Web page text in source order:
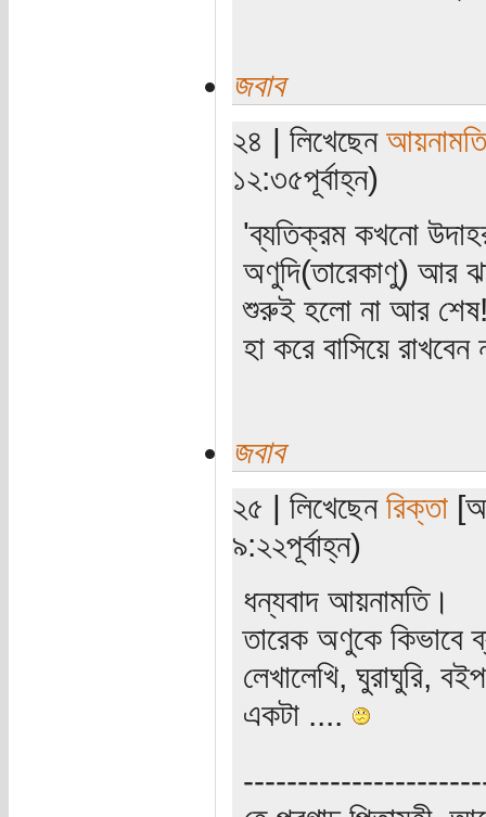
জবাব
২৪ | লিখেছেন আয়নামতি
১২:৩৫পূর্বাহ্ন)
'ব্যতিক্রম কখনো
অণুদি(তারেকাণু) আর
শুরুই হলো না আর
হা করে বাসিয়ে
জবাব
২৫ | লিখেছেন রিক্তা
৯:২২পূর্বাহ্ন)
ধন্যবাদ আয়নামতি।
তারেক অণুকে কিভাবে
লেখালেখি, ঘুরাঘুরি,
একটা ....